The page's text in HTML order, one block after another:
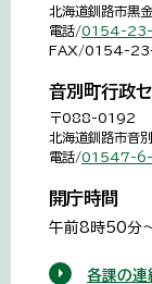
北海道釧路市黒
電話/0154-23-
FAX/0154-
音別町行政
〒088-0192
北海道釧路市音
電話/01547-
開庁時間
午前8時50分
各課の連